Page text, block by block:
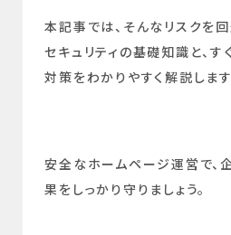
本記事では、そんなリスクを
セキュリティの基礎知識と、
対策をわかりやすく解説します
安全なホームページ運営で、
果をしっかり守りましょう。